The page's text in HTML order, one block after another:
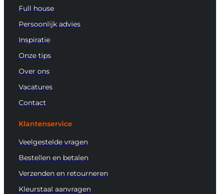
Full house
Persoonlijk advies
Inspiratie
Onze tips
Over ons
Vacatures
Contact
Klantenservice
Veelgestelde vragen
Bestellen en betalen
Verzenden en retourneren
Kleurstaal aanvragen